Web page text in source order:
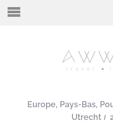
Europe, Pays-Bas,
Utrecht